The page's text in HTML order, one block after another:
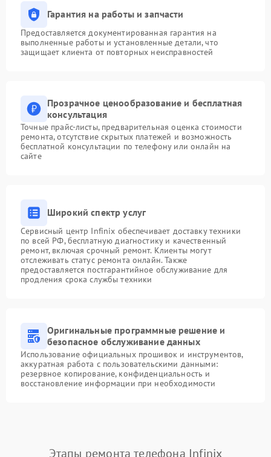
Гарантия на работы и запчасти
Предоставляется документированная гарантия на
выполненные работы и установленные детали, что
защищает клиента от повторных неисправностей
Прозрачное ценообразование и бесплатная
консультация
Точные прайс-листы, предварительная оценка стоимости
ремонта, отсутствие скрытых платежей и возможность
бесплатной консультации по телефону или онлайн на
сайте
Широкий спектр услуг
Сервисный центр Infinix обеспечивает доставку техники
по всей РФ, бесплатную диагностику и качественный
ремонт, включая срочный ремонт. Клиенты могут
отслеживать статус ремонта онлайн. Также
предоставляется постгарантийное обслуживание для
продления срока службы техники
Оригинальные программные решение и
безопасное обслуживание данных
Использование официальных прошивок и инструментов,
аккуратная работа с пользовательскими данными:
резервное копирование, конфиденциальность и
восстановление информации при необходимости
Этапы ремонта телефона Infinix